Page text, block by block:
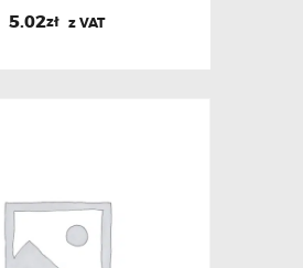
5.02zł z VAT